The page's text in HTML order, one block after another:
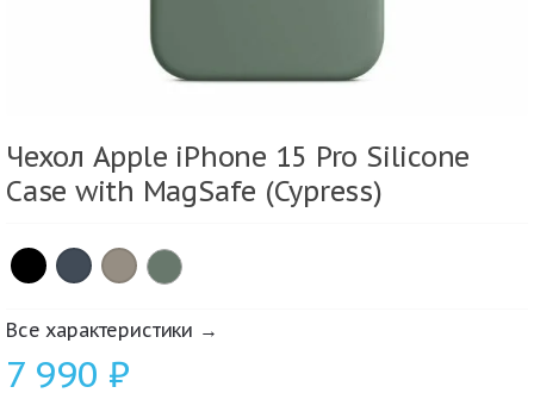
Чехол Apple iPhone 15 Pro Silicone
Case with MagSafe (Cypress)
× × ×
Все характеристики →
7 990 ₽